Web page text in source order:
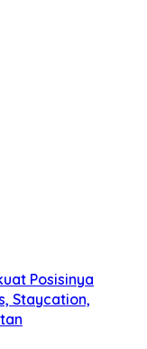
Posisinya
Staycation,